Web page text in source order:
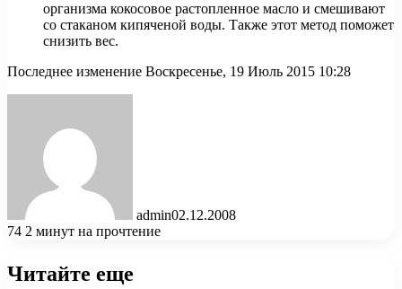
организма кокосовое растопленное масло и смешивают
со стаканом кипяченой воды. Также этот метод поможет
снизить вес.
Последнее изменение Воскресенье, 19 Июль 2015 10:28
admin02.12.2008
74 2 минут на прочтение
Читайте еще